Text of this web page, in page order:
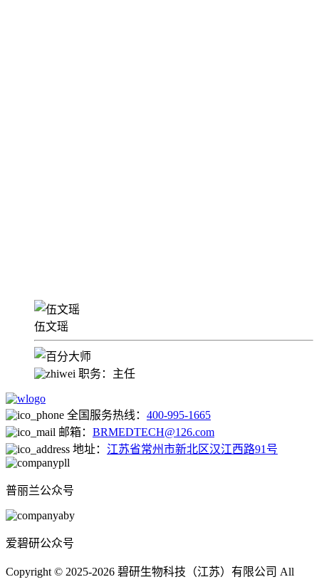
伍文瑶
职务：主任
全国服务热线： 400-995-1665
邮箱： BRMEDTECH@126.com
地址： 江苏省常州市新北区汉江西路91号
普丽兰公众号
爱碧研公众号
Copyright © 2025-2026 碧研生物科技（江苏）有限公司 All